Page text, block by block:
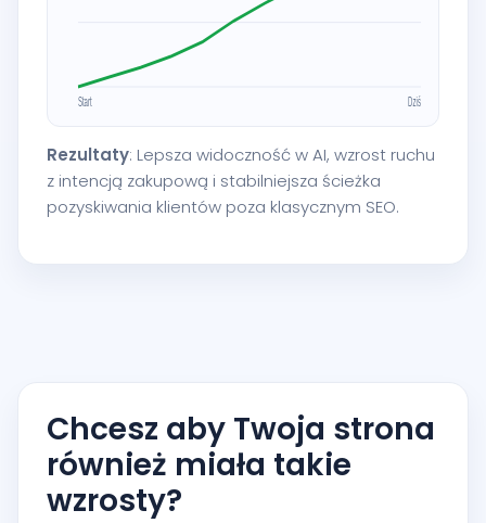
Rezultaty: Lepsza widoczność w AI, wzrost ruchu
z intencją zakupową i stabilniejsza ścieżka
pozyskiwania klientów poza klasycznym SEO.
Chcesz aby Twoja strona
również miała takie
wzrosty?